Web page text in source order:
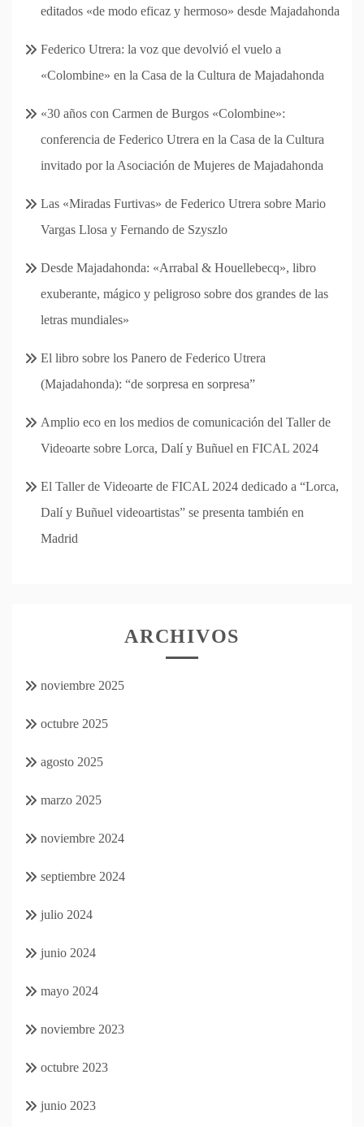
editados «de modo eficaz y hermoso» desde Majadahonda
Federico Utrera: la voz que devolvió el vuelo a
«Colombine» en la Casa de la Cultura de Majadahonda
«30 años con Carmen de Burgos «Colombine»:
conferencia de Federico Utrera en la Casa de la Cultura
invitado por la Asociación de Mujeres de Majadahonda
Las «Miradas Furtivas» de Federico Utrera sobre Mario
Vargas Llosa y Fernando de Szyszlo
Desde Majadahonda: «Arrabal & Houellebecq», libro
exuberante, mágico y peligroso sobre dos grandes de las
letras mundiales»
El libro sobre los Panero de Federico Utrera
(Majadahonda): “de sorpresa en sorpresa”
Amplio eco en los medios de comunicación del Taller de
Videoarte sobre Lorca, Dalí y Buñuel en FICAL 2024
El Taller de Videoarte de FICAL 2024 dedicado a “Lorca,
Dalí y Buñuel videoartistas” se presenta también en
Madrid
ARCHIVOS
noviembre 2025
octubre 2025
agosto 2025
marzo 2025
noviembre 2024
septiembre 2024
julio 2024
junio 2024
mayo 2024
noviembre 2023
octubre 2023
junio 2023